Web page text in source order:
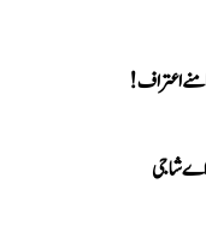
اعتراف!
اے شاجی